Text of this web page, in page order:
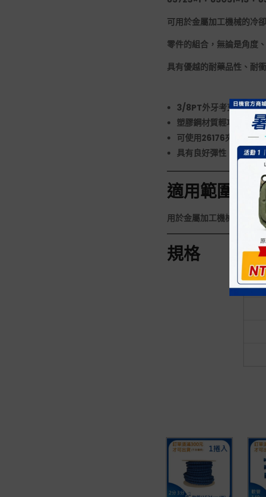
可用於金屬加工機械的冷
零件的組合，無論是角度
具有優越的耐藥品性、耐
3/8PT外牙考克噴油管
塑膠鋼材質輕巧，卓越
可使用26176夾具依需
具有良好彈性，耐壓、
適用範圍
用於金屬加工機械的冷卻
規格